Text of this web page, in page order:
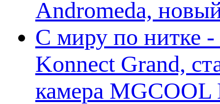
Andromeda,
С миру по нитке -
Konnect Grand,
камера MGCOOL